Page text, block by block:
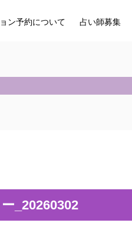
ン予約について 占い師募集
_20260302